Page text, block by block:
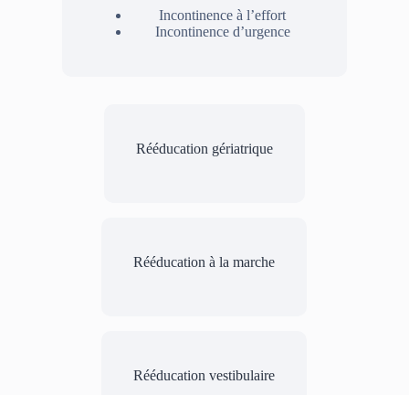
Incontinence à l’effort
Incontinence d’urgence
Rééducation gériatrique
Rééducation à la marche
Rééducation vestibulaire